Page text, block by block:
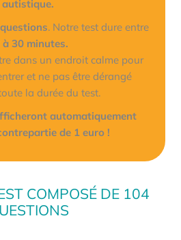
autistique.
. Notre test dure entre
à 30 minutes.
dans un endroit calme pour
et ne pas être dérangé
la durée du test.
automatiquement
de 1 euro !
COMPOSÉ DE 104